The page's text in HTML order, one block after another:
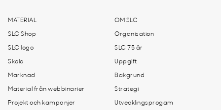
MATERIAL
SLC Shop
SLC logo
Skola
Marknad
Material från webbinarier
Projekt och kampanjer
OM SLC
Organisation
SLC 75 år
Uppgift
Bakgrund
Strategi
Utvecklingsprogam